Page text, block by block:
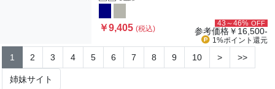
￥9,405(税込)
43～46% OFF
参考価格￥16,500-
1%ポイント 還元
1 2 3 4 5 6 7 8 9 10 > >>
姉妹サイト